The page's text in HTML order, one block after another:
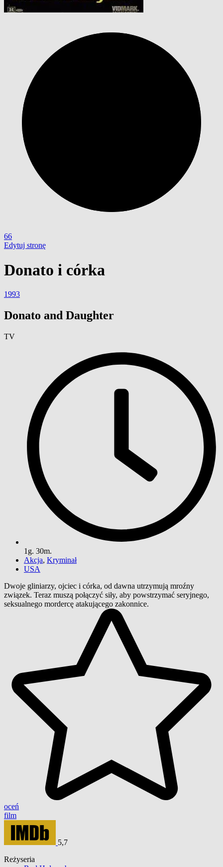
66
Edytuj stronę
Donato i córka
1993
Donato and Daughter
TV
1g. 30m.
Akcja, Kryminał
USA
Dwoje gliniarzy, ojciec i córka, od dawna utrzymują mroźny
związek. Teraz muszą połączyć siły, aby powstrzymać seryjnego,
seksualnego mordercę atakującego zakonnice.
oceń
film
5,7
Reżyseria